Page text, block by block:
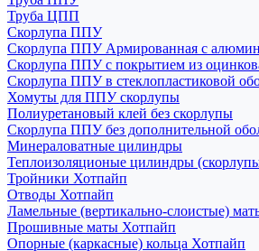
Труба ЦПП
Скорлупа ППУ
Скорлупа ППУ Армированная с
Скорлупа ППУ с покрытием из
Скорлупа ППУ в стеклопластиковой
Хомуты для ППУ скорлупы
Полиуретановый клей без скорлупы
Скорлупа ППУ без дополнительной
Минераловатные цилиндры
Теплоизоляционые цилиндры
Тройники Хотпайп
Отводы Хотпайп
Ламельные (вертикально-слоистые)
Прошивные маты Хотпайп
Опорные (каркасные) кольца Хотпайп